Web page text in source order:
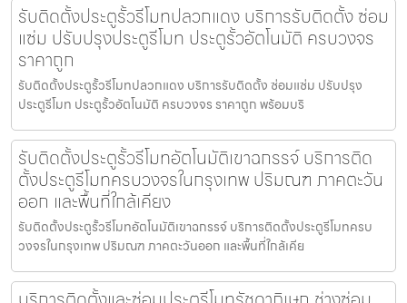
รับติดตั้งประตูรั้วรีโมทปลวกแดง บริการรับติดตั้ง ซ่อม
แซ่ม ปรับปรุงประตูรีโมท ประตูรั้วอัตโนมัติ ครบวงจร
ราคาถูก
รับติดตั้งประตูรั้วรีโมทปลวกแดง บริการรับติดตั้ง ซ่อมแซ่ม ปรับปรุง
ประตูรีโมท ประตูรั้วอัตโนมัติ ครบวงจร ราคาถูก พร้อมบริ
รับติดตั้งประตูรั้วรีโมทอัตโนมัติเขาฉกรรจ์ บริการติด
ตั้งประตูรีโมทครบวงจรในกรุงเทพ ปริมณฑ ภาคตะวัน
ออก และพื้นที่ใกล้เคียง
รับติดตั้งประตูรั้วรีโมทอัตโนมัติเขาฉกรรจ์ บริการติดตั้งประตูรีโมทครบ
วงจรในกรุงเทพ ปริมณฑ ภาคตะวันออก และพื้นที่ใกล้เคีย